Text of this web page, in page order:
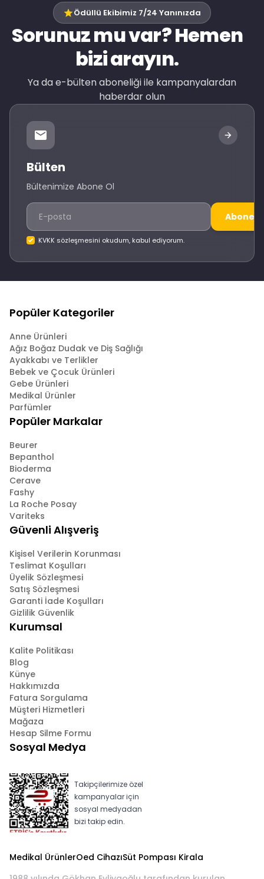
Ödüllü Ekibimiz 7/24 Yanınızda
Sorunuz mu var? Hemen
bizi arayın.
Ya da e-bülten aboneliği ile kampanyalardan
haberdar olun
Bülten
Bültenimize Abone Ol
Abone
KVKK sözleşmesini okudum, kabul ediyorum.
Popüler Kategoriler
Anne Ürünleri
Ağız Boğaz Dudak ve Diş Sağlığı
Ayakkabı ve Terlikler
Bebek ve Çocuk Ürünleri
Gebe Ürünleri
Medikal Ürünler
Parfümler
Popüler Markalar
Beurer
Bepanthol
Bioderma
Cerave
Fashy
La Roche Posay
Variteks
Güvenli Alışveriş
Kişisel Verilerin Korunması
Teslimat Koşulları
Üyelik Sözleşmesi
Satış Sözleşmesi
Garanti İade Koşulları
Gizlilik Güvenlik
Kurumsal
Kalite Politikası
Blog
Künye
Hakkımızda
Fatura Sorgulama
Müşteri Hizmetleri
Mağaza
Hesap Silme Formu
Sosyal Medya
Takipçilerimize özel
kampanyalar için
sosyal medyadan
bizi takip edin.
Medikal ÜrünlerOed CihazıSüt Pompası Kirala